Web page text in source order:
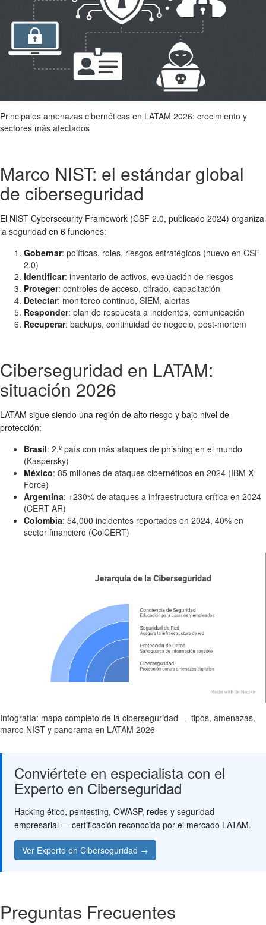
Principales amenazas cibernéticas en LATAM 2026: crecimiento y
sectores más afectados
Marco NIST: el estándar global
de ciberseguridad
El NIST Cybersecurity Framework (CSF 2.0, publicado 2024) organiza
la seguridad en 6 funciones:
Gobernar: políticas, roles, riesgos estratégicos (nuevo en CSF
2.0)
Identificar: inventario de activos, evaluación de riesgos
Proteger: controles de acceso, cifrado, capacitación
Detectar: monitoreo continuo, SIEM, alertas
Responder: plan de respuesta a incidentes, comunicación
Recuperar: backups, continuidad de negocio, post-mortem
Ciberseguridad en LATAM:
situación 2026
LATAM sigue siendo una región de alto riesgo y bajo nivel de
protección:
Brasil: 2.º país con más ataques de phishing en el mundo
(Kaspersky)
México: 85 millones de ataques cibernéticos en 2024 (IBM X-
Force)
Argentina: +230% de ataques a infraestructura crítica en 2024
(CERT AR)
Colombia: 54,000 incidentes reportados en 2024, 40% en
sector financiero (ColCERT)
Infografía: mapa completo de la ciberseguridad — tipos, amenazas,
marco NIST y panorama en LATAM 2026
Conviértete en especialista con el
Experto en Ciberseguridad
Hacking ético, pentesting, OWASP, redes y seguridad
empresarial — certificación reconocida por el mercado LATAM.
Ver Experto en Ciberseguridad →
Preguntas Frecuentes